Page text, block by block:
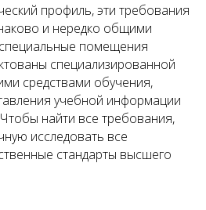
профиль, эти требования
и нередко общими
помещения
специализированной
средствами обучения,
учебной информации
найти все требования,
исследовать все
стандарты высшего